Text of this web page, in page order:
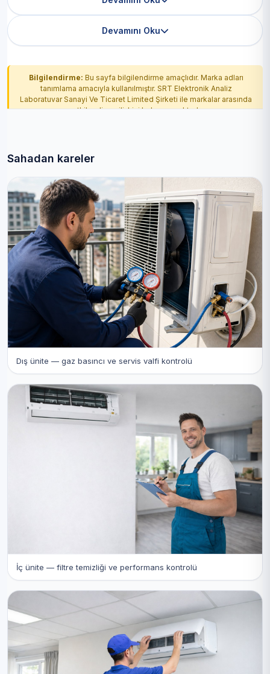
Devamını Oku
Bilgilendirme: Bu sayfa bilgilendirme amaçlıdır. Marka adları
tanımlama amacıyla kullanılmıştır. SRT Elektronik Analiz
Laboratuvar Sanayi Ve Ticaret Limited Şirketi ile markalar arasında
yetkilendirme ilişkisi bulunmamaktadır.
Sahadan kareler
Dış ünite — gaz basıncı ve servis valfi kontrolü
İç ünite — filtre temizliği ve performans kontrolü